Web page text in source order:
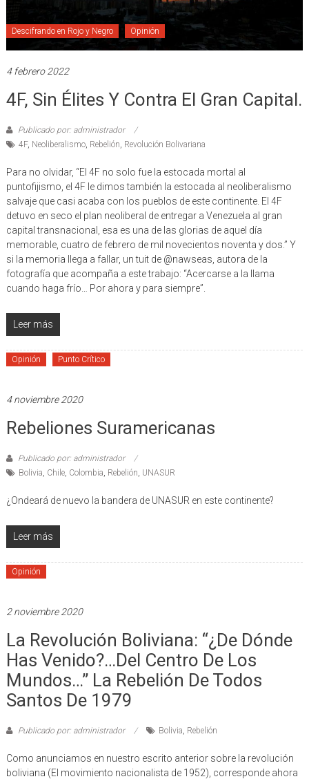
Descifrando en Rojo y Negro Opinión
4 febrero 2022
4F, Sin Élites Y Contra El Gran Capital.
Publicado por: administrador
4F, Neoliberalismo, Rebelión Revolución Bolivariana
Para no olvidar, “El 4F no solo fue la estocada mortal al
puntofijismo, el 4F le dimos también la estocada al neoliberalismo
salvaje que casi acaba con los pueblos de este continente. El 4F
detuvo en seco el plan neoliberal de entregar a Venezuela al gran
capital transnacional, esa es una de las glorias de aquel día
memorable, cuatro de febrero de mil novecientos noventa y dos.” Y
si la memoria llega a fallar, un tuit de @nawseas, autora de la
fotografía que acompaña a este trabajo: “Acercarse a la llama
cuando haga frío… Por ahora y para siempre”.
Leer más
Opinión Punto Crítico
4 noviembre 2020
Rebeliones Suramericanas
Publicado por: administrador
Bolivia Chile, Colombia Rebelión UNASUR
¿Ondeará de nuevo la bandera de UNASUR en este continente?
Leer más
Opinión
2 noviembre 2020
La Revolución Boliviana: “¿De Dónde
Has Venido?…Del Centro De Los
Mundos…” La Rebelión De Todos
Santos De 1979
Publicado por: administrador Bolivia Rebelión
Como anunciamos en nuestro escrito anterior sobre la revolución
boliviana (El movimiento nacionalista de 1952), corresponde ahora